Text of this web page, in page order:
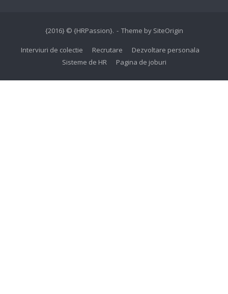
{2016} © {HRPassion}. Theme by SiteOrigin
Interviuri de colectie Recrutare
Dezvoltare personala
Sisteme de HR
Pagina de joburi